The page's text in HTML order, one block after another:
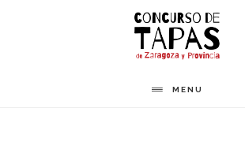
MENU